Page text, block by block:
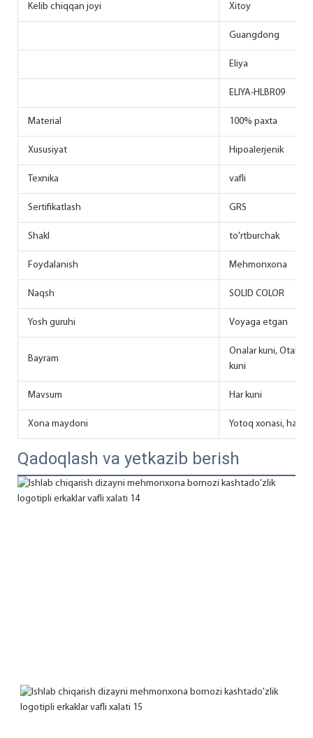
Kelib chiqqan joyi Xitoy
Guangdong
Eliya
ELIYA-HLBR09
Material 100% paxta
Xususiyat Hipoalerjenik
Texnika vafli
Sertifikatlash GRS
Shakl to'rtburchak
Foydalanish Mehmonxona
Naqsh SOLID COLOR
Yosh guruhi Voyaga etgan
Bayram
Onalar kuni, Otalar
kuni
Mavsum Har kuni
Xona maydoni Yotoq xonasi,
Qadoqlash va yetkazib berish